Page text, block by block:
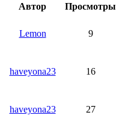
Автор Просмотры
Lemon 9
haveyona23 16
haveyona23 27